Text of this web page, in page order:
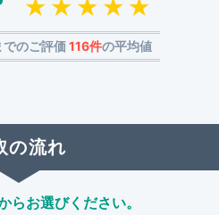
のご評価116件の平均値
の流れ
らお選びください。